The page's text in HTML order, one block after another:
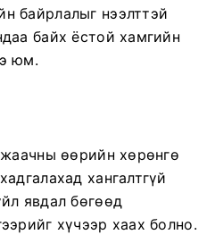
байрлалыг нээлттэй
байх ёстой хамгийн
юм.
өөрийн хөрөнгө
хангалтгүй
явдал бөгөөд
хүчээр хаах болно.